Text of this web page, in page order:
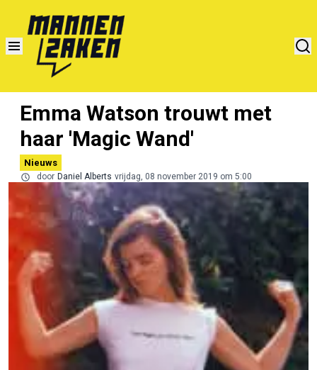
Emma Watson trouwt met
haar 'Magic Wand'
Nieuws
door Daniel Alberts vrijdag, 08 november 2019 om 5:00